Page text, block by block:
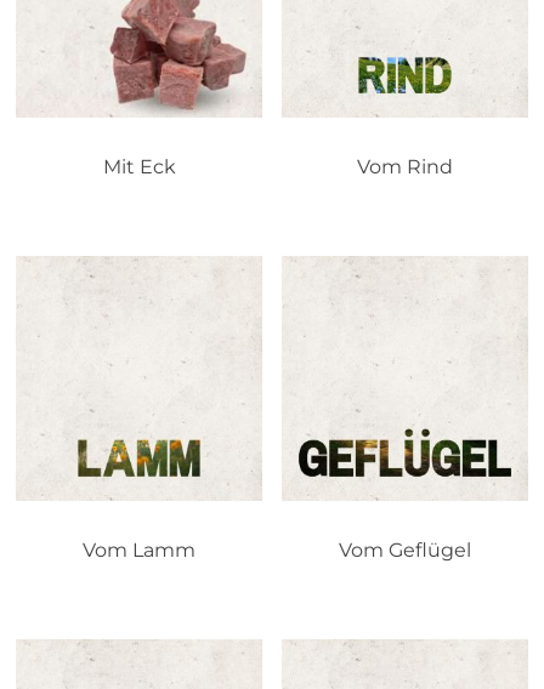
Mit Eck Vom Rind
Vom Lamm Vom Geflügel